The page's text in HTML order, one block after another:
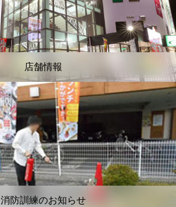
店舗情報
消防訓練のお知らせ